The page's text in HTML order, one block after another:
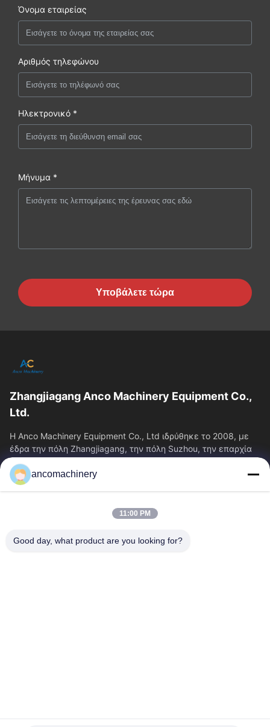
Όνομα εταιρείας
Αριθμός τηλεφώνου
Ηλεκτρονικό *
Μήνυμα *
Υποβάλετε τώρα
Zhangjiagang Anco Machinery Equipment Co.,
Ltd.
Η Anco Machinery Equipment Co., Ltd ιδρύθηκε το 2008, με
έδρα την πόλη Zhangjiagang, την πόλη Suzhou, την επαρχία
Jiangsu.
Γρήγοροι Σύνδεσμοι
Σχετικά Με Εμάς
Γύρος Εργοστασίων
Ποιοτικός Έλεγχος
ancomachinery
11:00 PM
Good day, what product are you looking for?